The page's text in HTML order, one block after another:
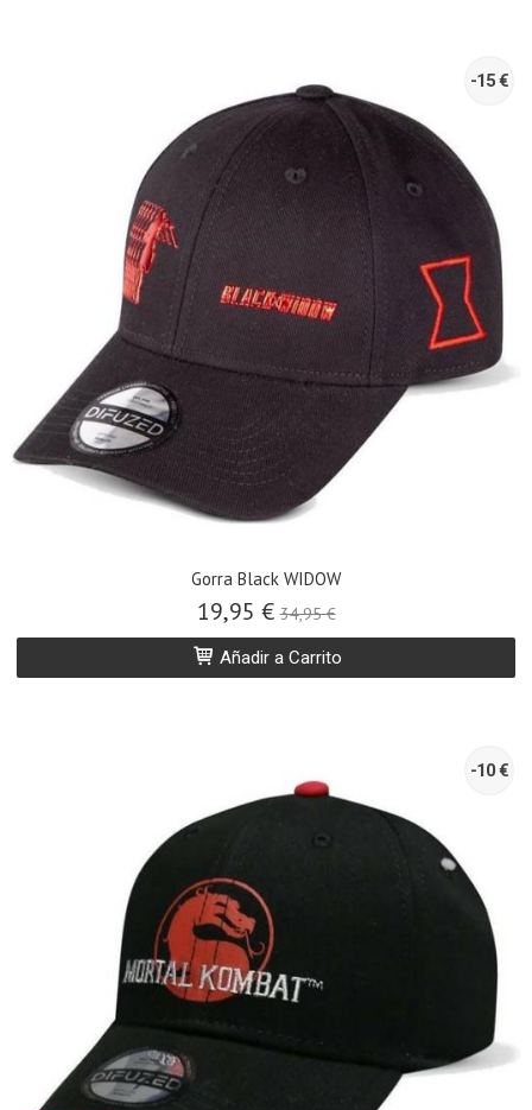
-15 €
Gorra Black WIDOW
19,95 €34,95 €
Añadir a Carrito
-10 €